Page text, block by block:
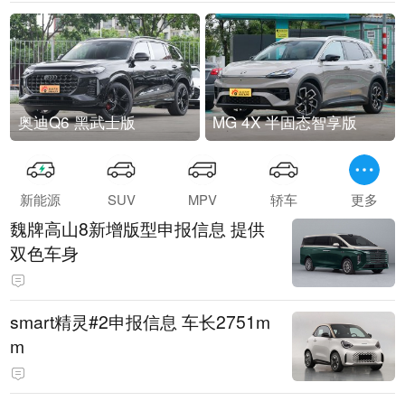
奥迪Q6 黑武士版 MG 4X 半固态智享版
新能源 SUV MPV 轿车 更多
魏牌高山8新增版型申报信息 提供
双色车身
smart精灵#2申报信息 车长2751m
m